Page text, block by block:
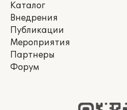
Каталог
Внедрения
Публикации
Мероприятия
Партнеры
Форум